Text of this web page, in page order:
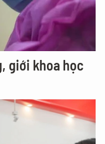
giới khoa học